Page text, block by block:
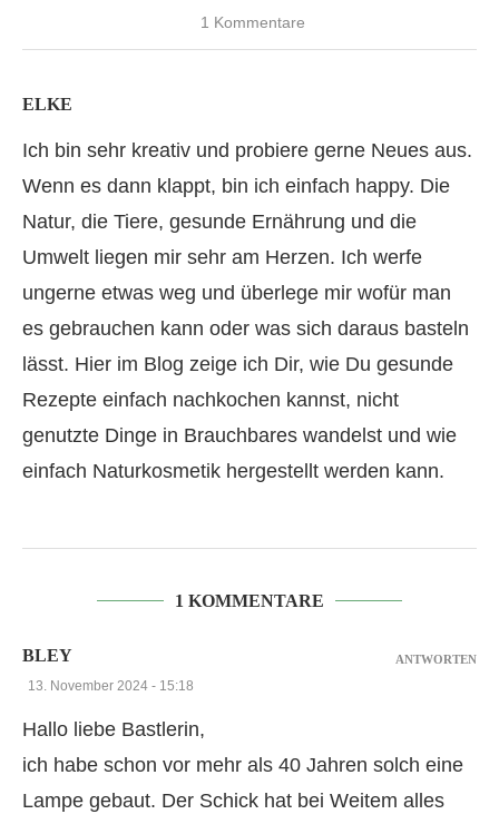
1 Kommentare
ELKE
Ich bin sehr kreativ und probiere gerne Neues aus.
Wenn es dann klappt, bin ich einfach happy. Die
Natur, die Tiere, gesunde Ernährung und die
Umwelt liegen mir sehr am Herzen. Ich werfe
ungerne etwas weg und überlege mir wofür man
es gebrauchen kann oder was sich daraus basteln
lässt. Hier im Blog zeige ich Dir, wie Du gesunde
Rezepte einfach nachkochen kannst, nicht
genutzte Dinge in Brauchbares wandelst und wie
einfach Naturkosmetik hergestellt werden kann.
1 KOMMENTARE
BLEY
13. November 2024 - 15:18
Hallo liebe Bastlerin,
ich habe schon vor mehr als 40 Jahren solch eine
Lampe gebaut. Der Schick hat bei Weitem alles
ANTWORTEN